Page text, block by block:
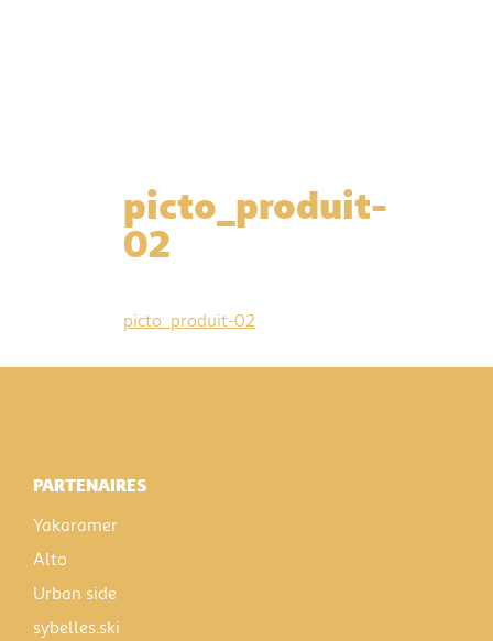
picto_produit-
02
picto_produit-02
PARTENAIRES
Yakaramer
Alto
Urban side
sybelles.ski